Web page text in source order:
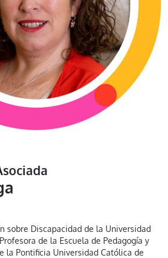
sobre Discapacidad de la Universidad
de la Escuela de Pedagogía y
la Pontificia Universidad Católica de